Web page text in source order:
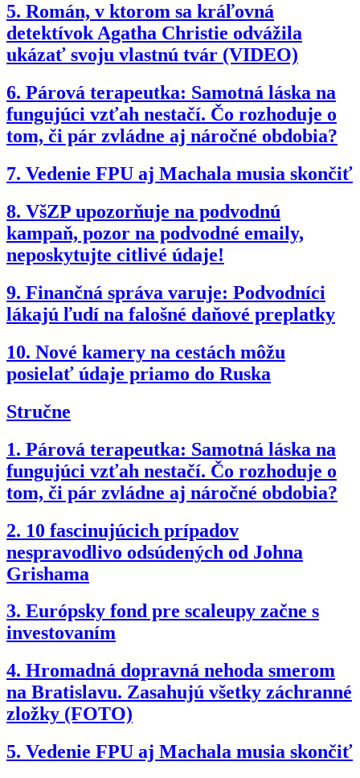
5. Román, v ktorom sa kráľovná
detektívok Agatha Christie odvážila
ukázať svoju vlastnú tvár (VIDEO)
6. Párová terapeutka: Samotná láska na
fungujúci vzťah nestačí. Čo rozhoduje o
tom, či pár zvládne aj náročné obdobia?
7. Vedenie FPU aj Machala musia skončiť
8. VšZP upozorňuje na podvodnú
kampaň, pozor na podvodné emaily,
neposkytujte citlivé údaje!
9. Finančná správa varuje: Podvodníci
lákajú ľudí na falošné daňové preplatky
10. Nové kamery na cestách môžu
posielať údaje priamo do Ruska
Stručne
1. Párová terapeutka: Samotná láska na
fungujúci vzťah nestačí. Čo rozhoduje o
tom, či pár zvládne aj náročné obdobia?
2. 10 fascinujúcich prípadov
nespravodlivo odsúdených od Johna
Grishama
3. Európsky fond pre scaleupy začne s
investovaním
4. Hromadná dopravná nehoda smerom
na Bratislavu. Zasahujú všetky záchranné
zložky (FOTO)
5. Vedenie FPU aj Machala musia skončiť